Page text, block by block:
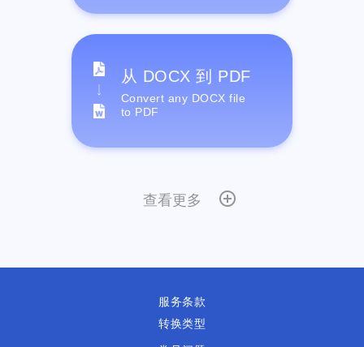
从 DOCX 到 PDF
Convert any DOCX file
to PDF
查看更多
服务条款
转换类型